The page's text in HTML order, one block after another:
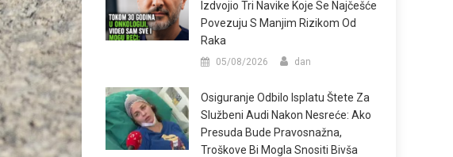
Izdvojio Tri Navike Koje Se Najčešće
Povezuju S Manjim Rizikom Od
Raka
05/08/2026 dan
Osiguranje Odbilo Isplatu Štete Za
Službeni Audi Nakon Nesreće: Ako
Presuda Bude Pravosnažna,
Troškove Bi Mogla Snositi Bivša